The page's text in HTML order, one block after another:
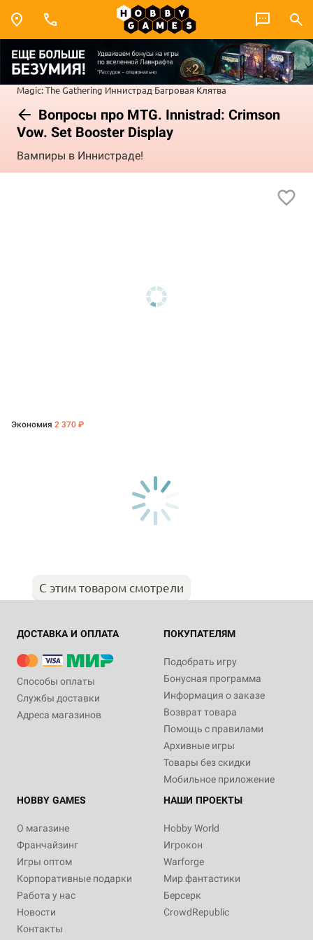
Magic: The Gathering Иннистрад Багровая Клятва
Вопросы про MTG. Innistrad: Crimson
Vow. Set Booster Display
Вампиры в Иннистраде!
Экономия 2 370 ₽
С этим товаром смотрели
ДОСТАВКА И ОПЛАТА
Способы оплаты
Службы доставки
Адреса магазинов
ПОКУПАТЕЛЯМ
Подобрать игру
Бонусная программа
Информация о заказе
Возврат товара
Помощь с правилами
Архивные игры
Товары без скидки
Мобильное приложение
HOBBY GAMES
О магазине
Франчайзинг
Игры оптом
Корпоративные подарки
Работа у нас
Новости
Контакты
НАШИ ПРОЕКТЫ
Hobby World
Игрокон
Warforge
Мир фантастики
Берсерк
CrowdRepublic